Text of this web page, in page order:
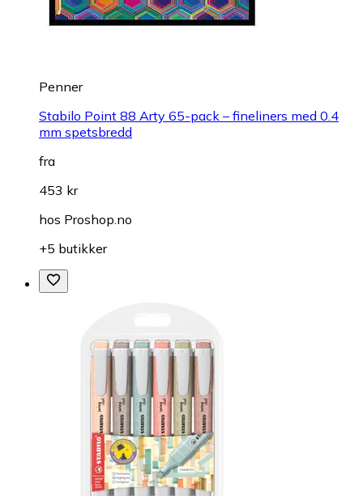
Penner
Stabilo Point 88 Arty 65-pack – fineliners med 0.4
mm spetsbredd
fra
453 kr
hos Proshop.no
+5 butikker